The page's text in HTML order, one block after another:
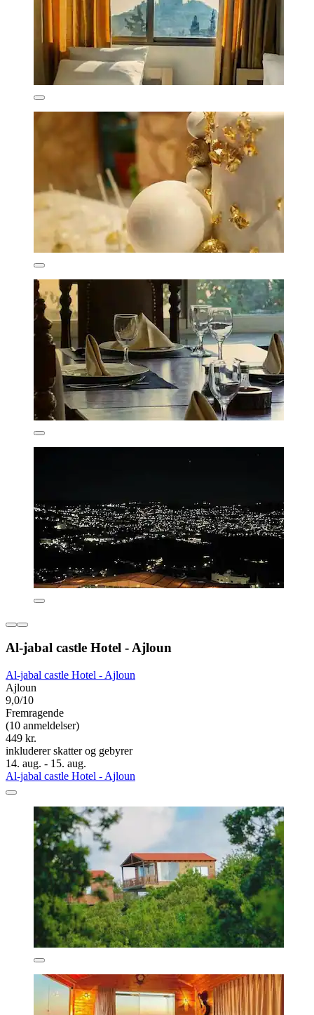
Al-jabal castle Hotel - Ajloun
Al-jabal castle Hotel - Ajloun
Ajloun
9,0/10
Fremragende
(10 anmeldelser)
449 kr.
inkluderer skatter og gebyrer
14. aug. - 15. aug.
Al-jabal castle Hotel - Ajloun